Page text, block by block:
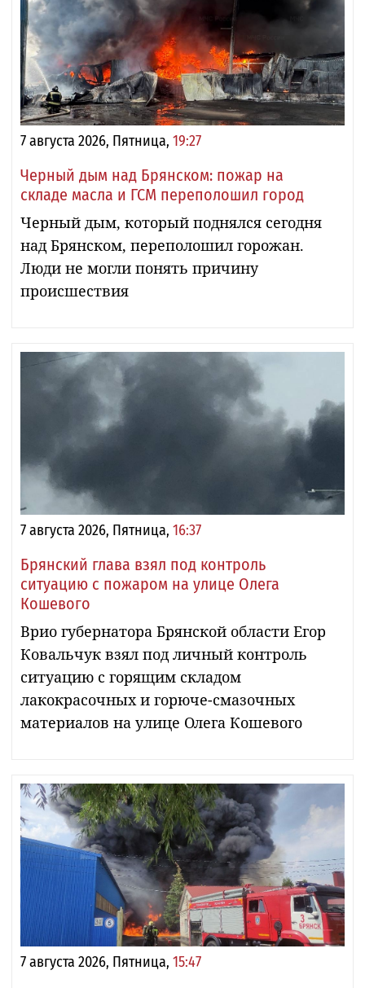
7 августа 2026, Пятница, 19:27
Черный дым над Брянском: пожар на
складе масла и ГСМ переполошил город
Черный дым, который поднялся сегодня
над Брянском, переполошил горожан.
Люди не могли понять причину
происшествия
7 августа 2026, Пятница, 16:37
Брянский глава взял под контроль
ситуацию с пожаром на улице Олега
Кошевого
Врио губернатора Брянской области Егор
Ковальчук взял под личный контроль
ситуацию с горящим складом
лакокрасочных и горюче-смазочных
материалов на улице Олега Кошевого
7 августа 2026, Пятница, 15:47